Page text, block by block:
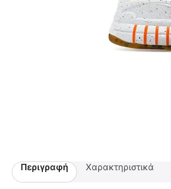
Περιγραφή Χαρακτηριστικά